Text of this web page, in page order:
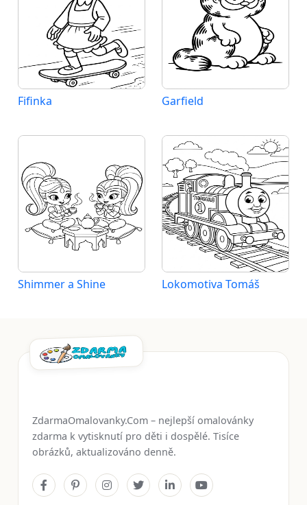
Fifinka Garfield
Shimmer a Shine Lokomotiva Tomáš
ZdarmaOmalovanky.Com – nejlepší omalovánky
zdarma k vytisknutí pro děti i dospělé. Tisíce
obrázků, aktualizováno denně.